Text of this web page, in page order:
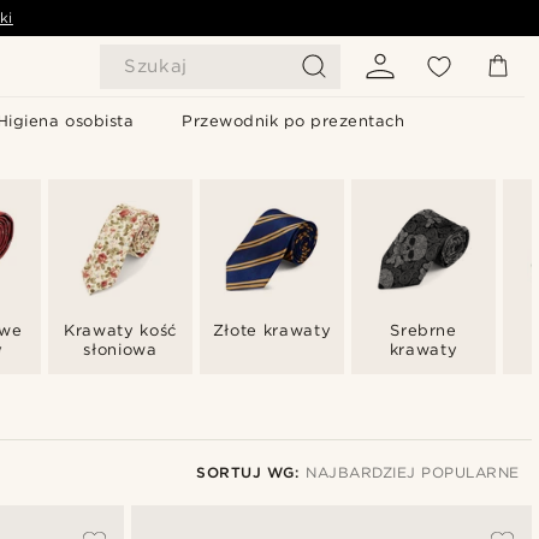
Szukaj
osobista Przewodnik po prezentach
Krawaty kość
słoniowa
Złote krawaty
Srebrne
krawaty
SORTUJ WG: NAJBARDZIEJ POPULARNE